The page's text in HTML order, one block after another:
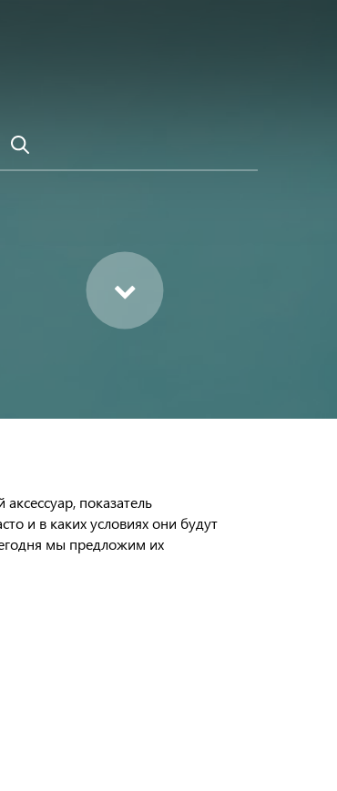
показатель
и в каких условиях они будут
мы предложим их